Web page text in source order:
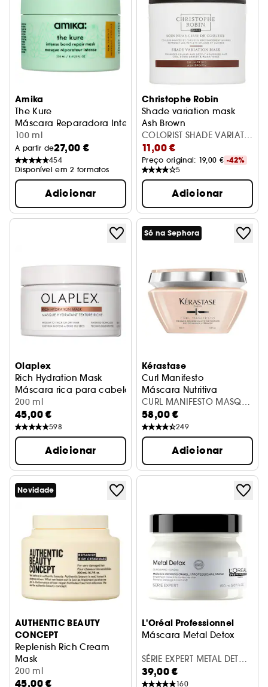
Amika
The Kure
Máscara Reparadora Intensa
100 ml
A partir de27,00 €
454
Disponível em 2 formatos
Adicionar
Christophe Robin
Shade variation mask
Ash Brown
Máscara Cabelos Pintados
COLORIST SHADE VARIATN
ASH BROWN 250ML
11,00 €
Preço original: 19,00 € -42%
5
Adicionar
Olaplex
Rich Hydration Mask
Máscara rica para cabelos médios a espessos ou secos
200 ml
45,00 €
598
Adicionar
Só na Sephora
Kérastase
Curl Manifesto
Máscara Nutritiva
CURL MANIFESTO MASQUE
NUTRITION 200ML
58,00 €
249
Adicionar
Novidade
AUTHENTIC BEAUTY
CONCEPT
Replenish Rich Cream
Mask
Máscara reparadora para cabelo espesso e eriçado
200 ml
45,00 €
L'Oréal Professionnel
Máscara Metal Detox
SÉRIE EXPERT METAL DETOX
POT 250ML
39,00 €
160